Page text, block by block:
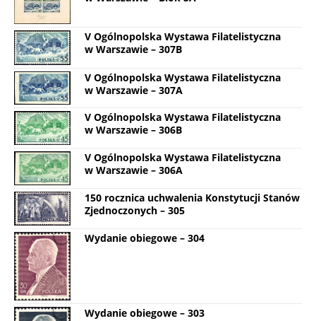
V Ogólnopolska Wystawa Filatelistyczna
w Warszawie – 307B
V Ogólnopolska Wystawa Filatelistyczna
w Warszawie – 307A
V Ogólnopolska Wystawa Filatelistyczna
w Warszawie – 306B
V Ogólnopolska Wystawa Filatelistyczna
w Warszawie – 306A
150 rocznica uchwalenia Konstytucji Stanów
Zjednoczonych – 305
Wydanie obiegowe – 304
Wydanie obiegowe – 303